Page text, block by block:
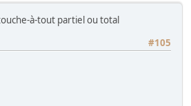
à-tout partiel ou total
#105